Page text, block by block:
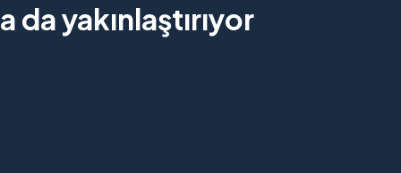
da yakınlaştırıyor